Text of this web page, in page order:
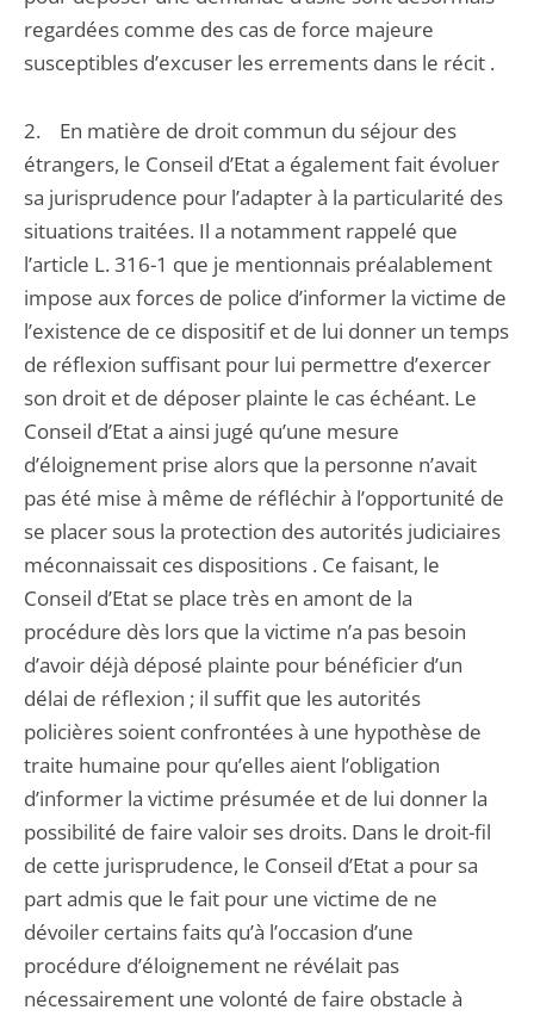
regardées comme des cas de force majeure
susceptibles d’excuser les errements dans le récit .
2. En matière de droit commun du séjour des
étrangers, le Conseil d’Etat a également fait évoluer
sa jurisprudence pour l’adapter à la particularité des
situations traitées. Il a notamment rappelé que
l’article L. 316-1 que je mentionnais préalablement
impose aux forces de police d’informer la victime de
l’existence de ce dispositif et de lui donner un temps
de réflexion suffisant pour lui permettre d’exercer
son droit et de déposer plainte le cas échéant. Le
Conseil d’Etat a ainsi jugé qu’une mesure
d’éloignement prise alors que la personne n’avait
pas été mise à même de réfléchir à l’opportunité de
se placer sous la protection des autorités judiciaires
méconnaissait ces dispositions . Ce faisant, le
Conseil d’Etat se place très en amont de la
procédure dès lors que la victime n’a pas besoin
d’avoir déjà déposé plainte pour bénéficier d’un
délai de réflexion ; il suffit que les autorités
policières soient confrontées à une hypothèse de
traite humaine pour qu’elles aient l’obligation
d’informer la victime présumée et de lui donner la
possibilité de faire valoir ses droits. Dans le droit-fil
de cette jurisprudence, le Conseil d’Etat a pour sa
part admis que le fait pour une victime de ne
dévoiler certains faits qu’à l’occasion d’une
procédure d’éloignement ne révélait pas
nécessairement une volonté de faire obstacle à